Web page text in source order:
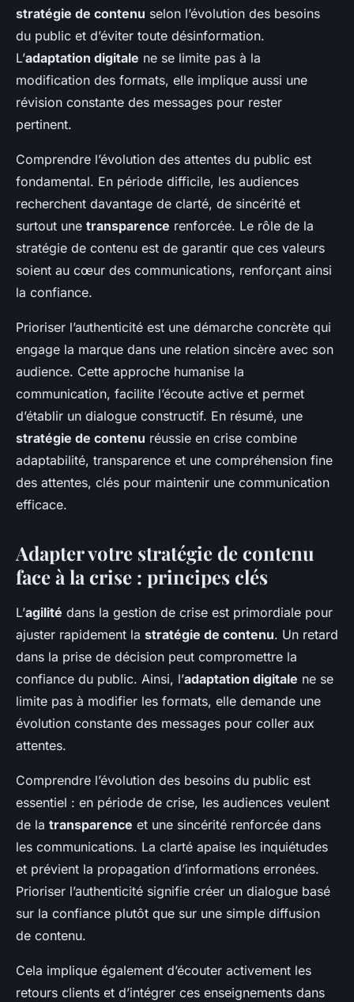
stratégie de contenu selon l’évolution des besoins
du public et d’éviter toute désinformation.
L’adaptation digitale ne se limite pas à la
modification des formats, elle implique aussi une
révision constante des messages pour rester
pertinent.
Comprendre l’évolution des attentes du public est
fondamental. En période difficile, les audiences
recherchent davantage de clarté, de sincérité et
surtout une transparence renforcée. Le rôle de la
stratégie de contenu est de garantir que ces valeurs
soient au cœur des communications, renforçant ainsi
la confiance.
Prioriser l’authenticité est une démarche concrète qui
engage la marque dans une relation sincère avec son
audience. Cette approche humanise la
communication, facilite l’écoute active et permet
d’établir un dialogue constructif. En résumé, une
stratégie de contenu réussie en crise combine
adaptabilité, transparence et une compréhension fine
des attentes, clés pour maintenir une communication
efficace.
Adapter votre stratégie de contenu
face à la crise : principes clés
L’agilité dans la gestion de crise est primordiale pour
ajuster rapidement la stratégie de contenu. Un retard
dans la prise de décision peut compromettre la
confiance du public. Ainsi, l’adaptation digitale ne se
limite pas à modifier les formats, elle demande une
évolution constante des messages pour coller aux
attentes.
Comprendre l’évolution des besoins du public est
essentiel : en période de crise, les audiences veulent
de la transparence et une sincérité renforcée dans
les communications. La clarté apaise les inquiétudes
et prévient la propagation d’informations erronées.
Prioriser l’authenticité signifie créer un dialogue basé
sur la confiance plutôt que sur une simple diffusion
de contenu.
Cela implique également d’écouter activement les
retours clients et d’intégrer ces enseignements dans